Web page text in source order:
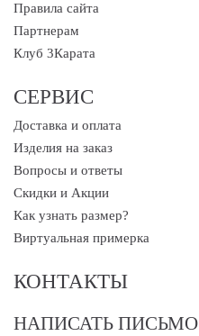
Правила сайта
Партнерам
Клуб 3Карата
СЕРВИС
Доставка и оплата
Изделия на заказ
Вопросы и ответы
Скидки и Акции
Как узнать размер?
Виртуальная примерка
КОНТАКТЫ
НАПИСАТЬ ПИСЬМО